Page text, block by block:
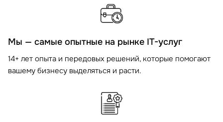
Мы — самые опытные на рынке IT-услуг
14+ лет опыта и передовых решений, которые помогают
вашему бизнесу выделяться и расти.